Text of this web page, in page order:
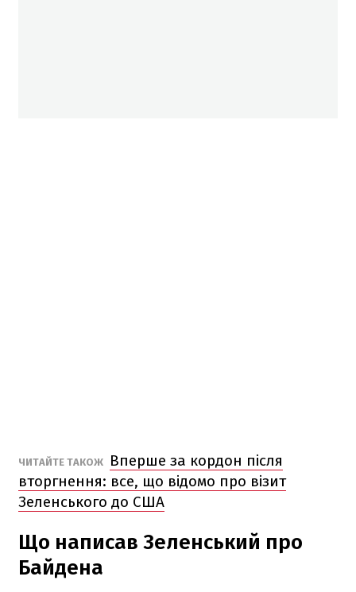
ЧИТАЙТЕ ТАКОЖ
Вперше за кордон після
вторгнення: все, що відомо про візит
Зеленського до США
Що написав Зеленський про
Байдена